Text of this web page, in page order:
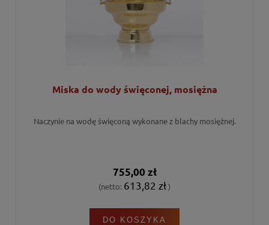
Miska do wody święconej, mosiężna
Naczynie na wodę święconą wykonane z blachy mosiężnej.
755,00 zł
(netto: 613,82 zł)
DO KOSZYKA